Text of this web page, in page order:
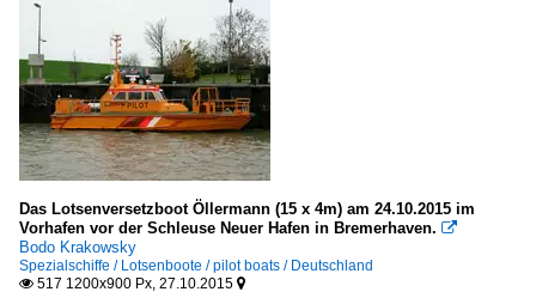
Das Lotsenversetzboot Öllermann (15 x 4m) am 24.10.2015 im
Vorhafen vor der Schleuse Neuer Hafen in Bremerhaven. 
Bodo Krakowsky
Spezialschiffe / Lotsenboote / pilot boats / Deutschland
 517 1200x900 Px, 27.10.2015 